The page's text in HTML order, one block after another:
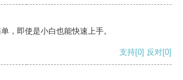
，即使是小白也能快速上手。
支持[0] 反对[0]